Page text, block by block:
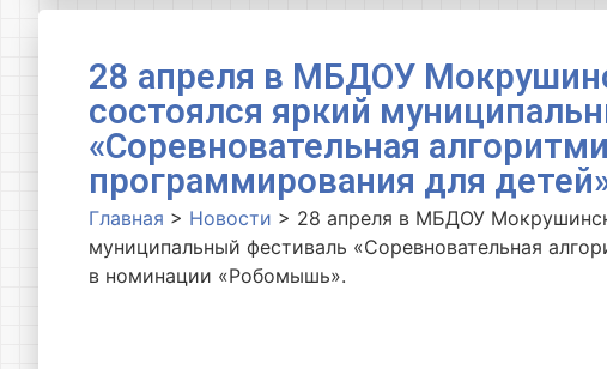
28 апреля в МБДОУ
состоялся яркий
«Соревновательная
программирования для
Главная > Новости > 28 апреля в МБДОУ
муниципальный фестиваль «Соревновательная
в номинации «Робомышь».